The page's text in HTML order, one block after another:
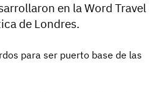
en la Word Travel
de Londres.
para ser puerto base de las